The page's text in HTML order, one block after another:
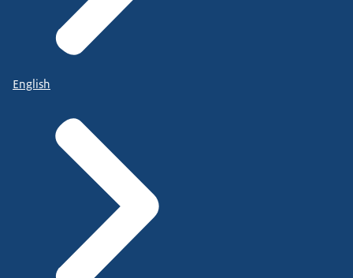
English